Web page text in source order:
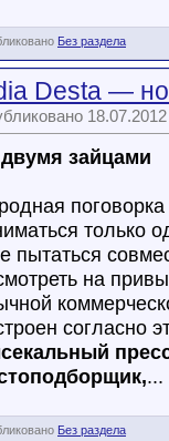
Без раздела
Desta —
зайцами
только
пытаться
на
согласно
...
Без раздела